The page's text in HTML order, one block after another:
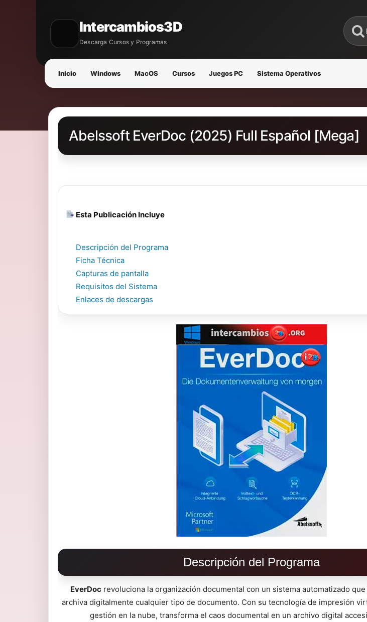
Intercambios3D
Descarga Cursos y Programas
Inicio Windows MacOS Cursos Juegos PC Sistema Operativos
Abelssoft EverDoc (2025) Full Español [Mega]
Esta Publicación Incluye
Descripción del Programa
Ficha Técnica
Capturas de pantalla
Requisitos del Sistema
Enlaces de descargas
Descripción del Programa
EverDoc revoluciona la organización documental con un sistema automatizado
archiva digitalmente cualquier tipo de documento. Con su tecnología de impresión
gestión en la nube, transforma el caos documental en un archivo digital